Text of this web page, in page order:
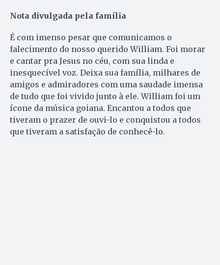
Nota divulgada pela família
É com imenso pesar que comunicamos o
falecimento do nosso querido William. Foi morar
e cantar pra Jesus no céu, com sua linda e
inesquecível voz. Deixa sua família, milhares de
amigos e admiradores com uma saudade imensa
de tudo que foi vivido junto à ele. William foi um
ícone da música goiana. Encantou a todos que
tiveram o prazer de ouvi-lo e conquistou a todos
que tiveram a satisfação de conhecê-lo.